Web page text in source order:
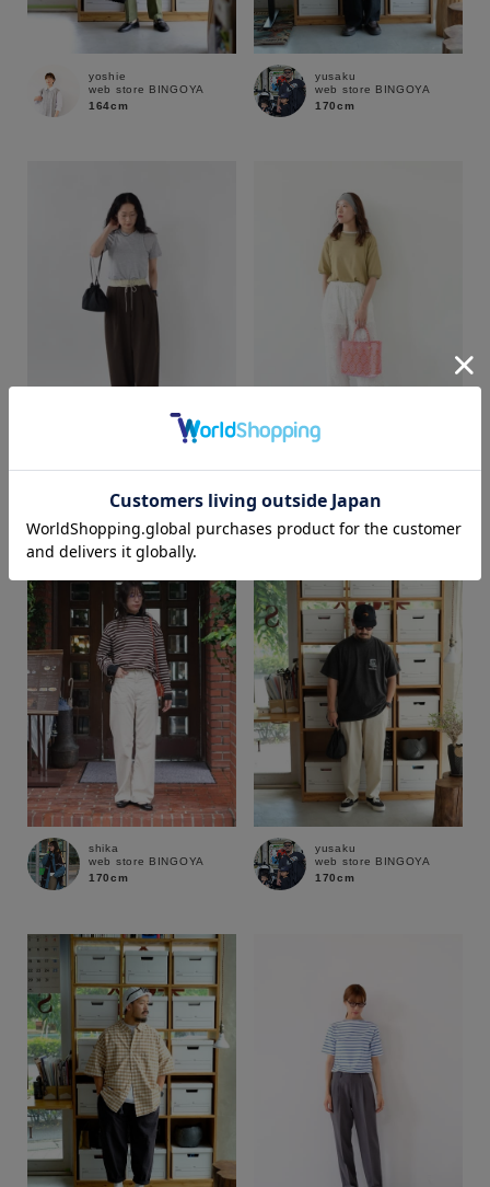
商品タイプ
通常商品 予約商品
セール価格 WEB限定
在庫
在庫あり 在庫なし含む
yoshie
web store BINGOYA
164cm
yusaku
web store BINGOYA
170cm
163cm
170cm
shika
web store BINGOYA
170cm
yusaku
web store BINGOYA
170cm